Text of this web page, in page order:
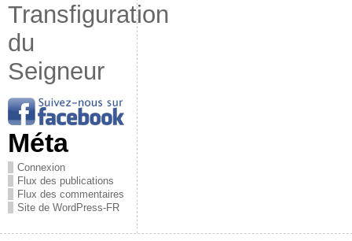
Transfiguration
du
Seigneur
Méta
Connexion
Flux des publications
Flux des commentaires
Site de WordPress-FR